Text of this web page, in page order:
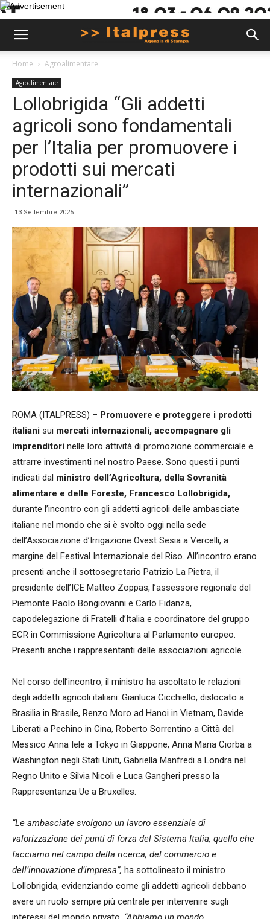
Home Agroalimentare
Agroalimentare
Lollobrigida “Gli addetti
agricoli sono fondamentali
per l’Italia per promuovere i
prodotti sui mercati
internazionali”
13 Settembre 2025
ROMA (ITALPRESS) – Promuovere e proteggere i prodotti
italiani sui mercati internazionali, accompagnare gli
imprenditori nelle loro attività di promozione commerciale e
attrarre investimenti nel nostro Paese. Sono questi i punti
indicati dal ministro dell’Agricoltura, della Sovranità
alimentare e delle Foreste, Francesco Lollobrigida,
durante l’incontro con gli addetti agricoli delle ambasciate
italiane nel mondo che si è svolto oggi nella sede
dell’Associazione d’Irrigazione Ovest Sesia a Vercelli, a
margine del Festival Internazionale del Riso. All’incontro erano
presenti anche il sottosegretario Patrizio La Pietra, il
presidente dell’ICE Matteo Zoppas, l’assessore regionale del
Piemonte Paolo Bongiovanni e Carlo Fidanza,
capodelegazione di Fratelli d’Italia e coordinatore del gruppo
ECR in Commissione Agricoltura al Parlamento europeo.
Presenti anche i rappresentanti delle associazioni agricole.
Nel corso dell’incontro, il ministro ha ascoltato le relazioni
degli addetti agricoli italiani: Gianluca Cicchiello, dislocato a
Brasilia in Brasile, Renzo Moro ad Hanoi in Vietnam, Davide
Liberati a Pechino in Cina, Roberto Sorrentino a Città del
Messico Anna Iele a Tokyo in Giappone, Anna Maria Ciorba a
Washington negli Stati Uniti, Gabriella Manfredi a Londra nel
Regno Unito e Silvia Nicoli e Luca Gangheri presso la
Rappresentanza Ue a Bruxelles.
“Le ambasciate svolgono un lavoro essenziale di
valorizzazione dei punti di forza del Sistema Italia, quello che
facciamo nel campo della ricerca, del commercio e
dell’innovazione d’impresa”, ha sottolineato il ministro
Lollobrigida, evidenziando come gli addetti agricoli debbano
avere un ruolo sempre più centrale per intervenire sugli